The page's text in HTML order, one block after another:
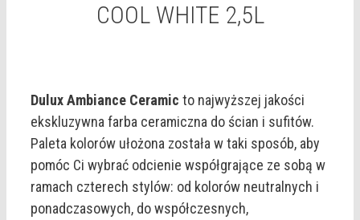
COOL WHITE 2,5L
Dulux Ambiance Ceramic to najwyższej jakości
ekskluzywna farba ceramiczna do ścian i sufitów.
Paleta kolorów ułożona została w taki sposób, aby
pomóc Ci wybrać odcienie współgrające ze sobą w
ramach czterech stylów: od kolorów neutralnych i
ponadczasowych, do współczesnych,